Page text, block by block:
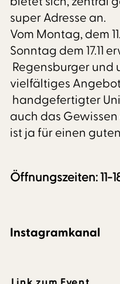
super Adresse an.
Vom Montag, dem
Sonntag dem 17.11
Regensburger und
vielfältiges
handgefertigter
auch das
ist ja für einen
Öffnungszeiten: 11-
Instagramkanal